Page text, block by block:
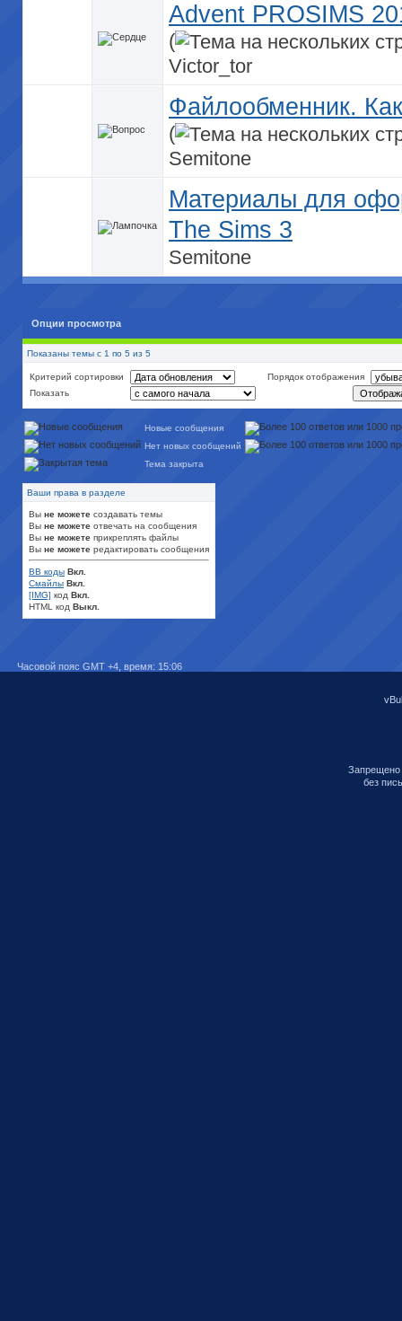
Advent PROSIMS
(
Victor_tor
Файлообменник.
(
Semitone
Материалы для
The Sims 3
Semitone
Опции просмотра
Показаны темы с 1 по 5 из 5
Критерий сортировки
Порядок отображения
Показать
Новые сообщения
Нет новых сообщений
Тема закрыта
Ваши права в разделе
Вы не можете создавать темы
Вы не можете отвечать на сообщения
Вы не можете прикреплять файлы
Вы не можете редактировать сообщения
BB коды Вкл.
Смайлы Вкл.
[IMG] код Вкл.
HTML код Выкл.
Часовой пояс GMT +4, время: 15:06
Запрещено
без